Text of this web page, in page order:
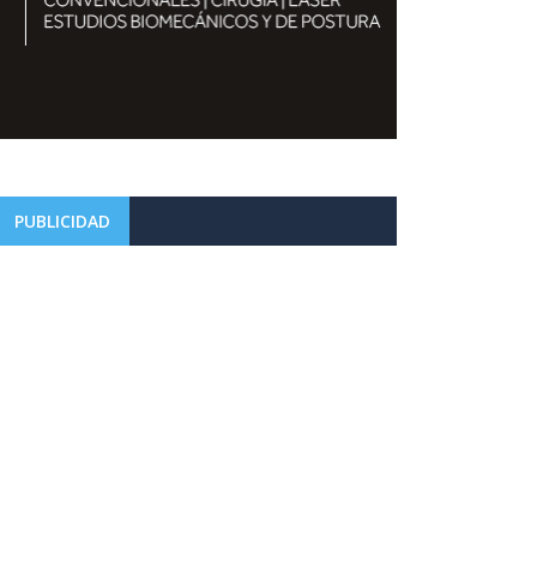
PUBLICIDAD